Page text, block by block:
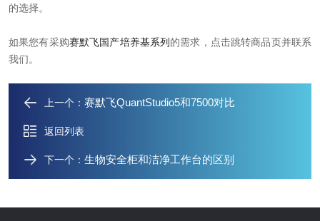
的选择。
如果您有采购赛默飞国产培养基系列 的需求，点击跳转商品页并联系
我们。
上一个： ​赛默飞QuantStudio5和7500对比
返回列表
下一个： ​生物安全柜和洁净工作台的区别